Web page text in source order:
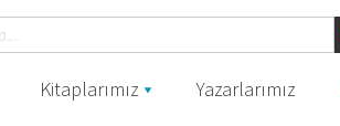
Kitaplarımız Yazarlarımız